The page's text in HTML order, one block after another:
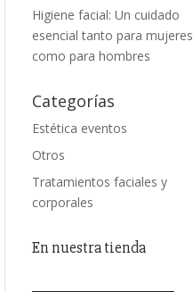
Higiene facial: Un cuidado
esencial tanto para mujeres
como para hombres
Categorías
Estética eventos
Otros
Tratamientos faciales y
corporales
En nuestra tienda